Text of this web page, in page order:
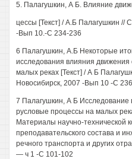
5. Палагушкин, А Б. Влияние
цессы [Текст] / А.Б Палагушкин //
-Вып 10.-С 234-236
6 Палагушкин, А.Б Некоторые
исследования влияния
малых реках [Текст] / А Б
Новосибирск, 2007 -Вып 10 -С 236
7 Палагушкин, А Б Исследование
русловые процессы на малых
Материалы научно-технической
преподавательского состава и
речного транспорта и других
— ч 1 -С 101-102